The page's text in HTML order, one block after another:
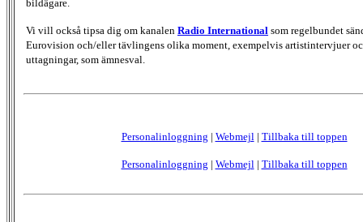
bildägare.
Vi vill också tipsa dig om kanalen Radio International som regelbundet
Eurovision och/eller tävlingens olika moment, exempelvis artistintervjuer
uttagningar, som ämnesval.
Personalinloggning | Webmejl | Tillbaka till toppen
Personalinloggning | Webmejl | Tillbaka till toppen